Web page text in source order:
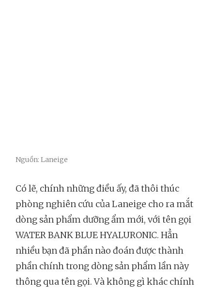
Nguồn: Laneige
Có lẽ, chính những điều ấy, đã thôi thúc
phòng nghiên cứu của Laneige cho ra mắt
dòng sản phẩm dưỡng ẩm mới, với tên gọi
WATER BANK BLUE HYALURONIC. Hẳn
nhiều bạn đã phần nào đoán được thành
phần chính trong dòng sản phẩm lần này
thông qua tên gọi. Và không gì khác chính